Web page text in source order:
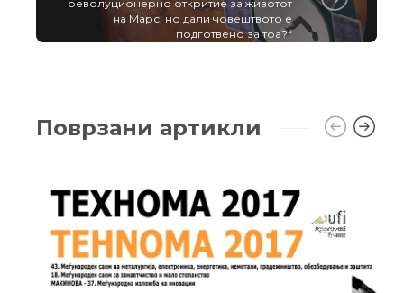
револуционерно откритие за животот
на Марс, но дали човештвото е
подготвено за тоа?“
Поврзани артикли